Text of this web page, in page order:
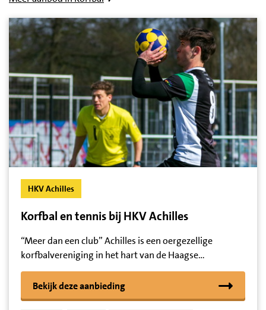
HKV Achilles
Korfbal en tennis bij HKV Achilles
“Meer dan een club” Achilles is een oergezellige
korfbalvereniging in het hart van de Haagse…
Bekijk deze aanbieding